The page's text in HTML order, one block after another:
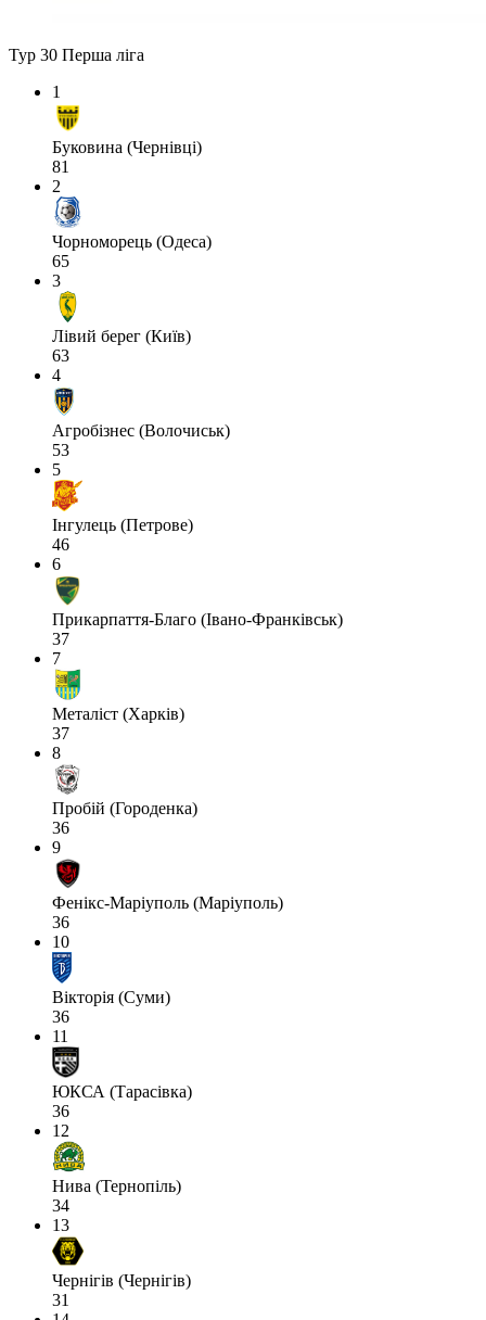
Тур 30 Перша ліга
1
Буковина (Чернівці)
81
2
Чорноморець (Одеса)
65
3
Лівий берег (Київ)
63
4
Агробізнес (Волочиськ)
53
5
Інгулець (Петрове)
46
6
Прикарпаття-Благо (Івано-Франківськ)
37
7
Металіст (Харків)
37
8
Пробій (Городенка)
36
9
Фенікс-Маріуполь (Маріуполь)
36
10
Вікторія (Суми)
36
11
ЮКСА (Тарасівка)
36
12
Нива (Тернопіль)
34
13
Чернігів (Чернігів)
31